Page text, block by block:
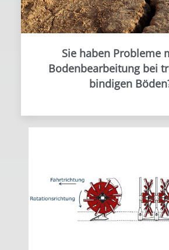
Sie haben Probleme
Bodenbearbeitung bei
bindigen